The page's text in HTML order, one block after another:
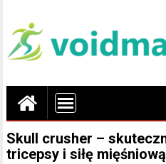
Skull crusher –
tricepsy i siłę mięśniową